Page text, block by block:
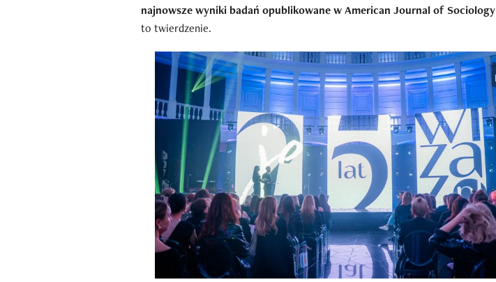
najnowsze wyniki badań opublikowane w American Journal of Sociology
to twierdzenie.